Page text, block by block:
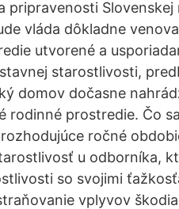
pripravenosti Slovenskej
vláda dôkladne
utvorené a
starostlivosti,
domov dočasne
rodinné prostredie. Čo
ročné
u odborníka,
so svojimi
vplyvov